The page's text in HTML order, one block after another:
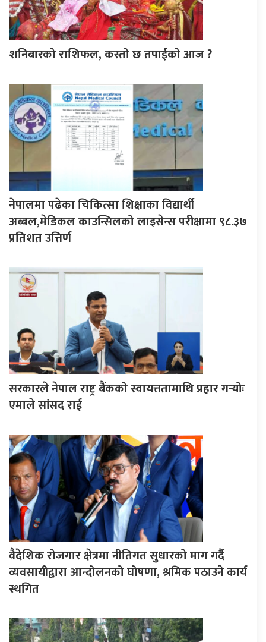
शनिबारको राशिफल, कस्तो छ तपाईको आज ?
नेपालमा पढेका चिकित्सा शिक्षाका विद्यार्थी
अब्बल,मेडिकल काउन्सिलको लाइसेन्स परीक्षामा ९८.३७
प्रतिशत उत्तिर्ण
सरकारले नेपाल राष्ट्र बैंकको स्वायत्ततामाथि प्रहार गर्‍योः
एमाले सांसद राई
वैदेशिक रोजगार क्षेत्रमा नीतिगत सुधारको माग गर्दै
व्यवसायीद्वारा आन्दोलनको घोषणा, श्रमिक पठाउने कार्य
स्थगित